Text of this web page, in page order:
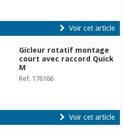
Voir cet article
Gicleur rotatif montage
court avec raccord Quick
M
Ref. 176166
Voir cet article